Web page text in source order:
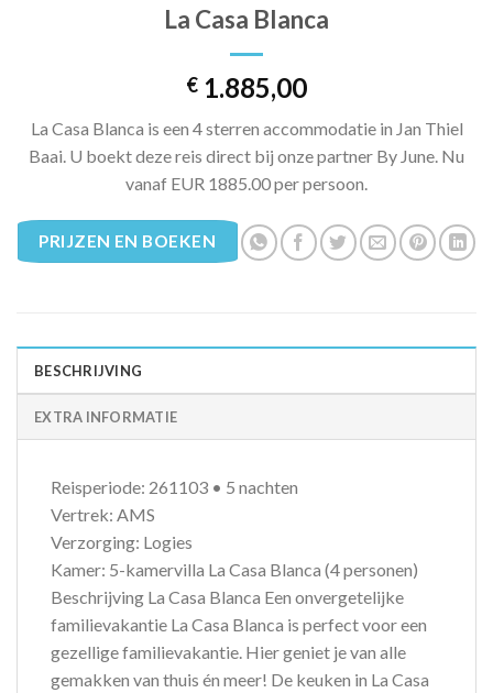
La Casa Blanca
€ 1.885,00
La Casa Blanca is een 4 sterren accommodatie in Jan Thiel
Baai. U boekt deze reis direct bij onze partner By June. Nu
vanaf EUR 1885.00 per persoon.
PRIJZEN EN BOEKEN
BESCHRIJVING
EXTRA INFORMATIE
Reisperiode: 261103 • 5 nachten
Vertrek: AMS
Verzorging: Logies
Kamer: 5-kamervilla La Casa Blanca (4 personen)
Beschrijving La Casa Blanca Een onvergetelijke
familievakantie La Casa Blanca is perfect voor een
gezellige familievakantie. Hier geniet je van alle
gemakken van thuis én meer! De keuken in La Casa